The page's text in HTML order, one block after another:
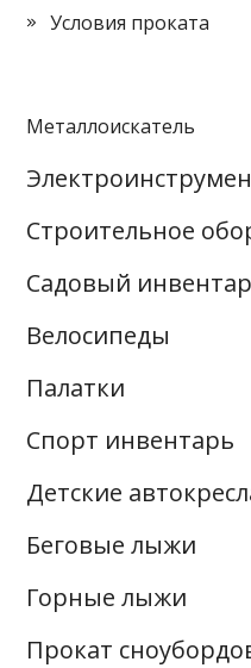
Условия проката
Металлоискатель
Строительное
Садовый
Велосипеды
Палатки
Спорт инвентарь
Детские
Беговые лыжи
Горные лыжи
Прокат